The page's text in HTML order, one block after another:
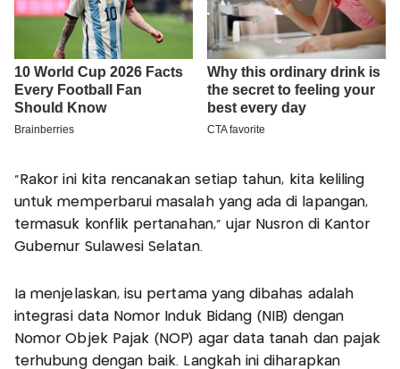
"Rakor ini kita rencanakan setiap tahun, kita keliling
untuk memperbarui masalah yang ada di lapangan,
termasuk konflik pertanahan," ujar Nusron di Kantor
Gubernur Sulawesi Selatan.
Ia menjelaskan, isu pertama yang dibahas adalah
integrasi data Nomor Induk Bidang (NIB) dengan
Nomor Objek Pajak (NOP) agar data tanah dan pajak
terhubung dengan baik. Langkah ini diharapkan